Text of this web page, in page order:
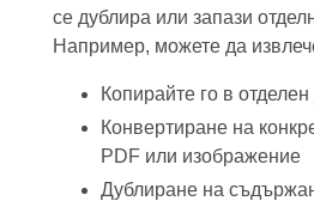
се дублира или запази
Например, можете да
Копирайте го в
Конвертиране на
PDF или изображение
Дублиране на